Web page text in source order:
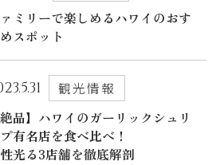
ミリーで楽しめるハワイのおす
スポット
観光情報
絶品】ハワイのガーリックシュリ
有名店を食べ比べ！
光る3店舗を徹底解剖